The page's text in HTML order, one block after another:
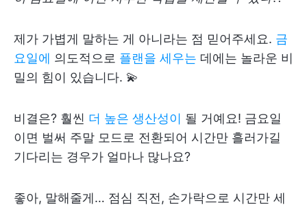
제가 가볍게 말하는 게 아니라는 점 믿어주세요. 금
요일에 의도적으로 플랜을 세우는 데에는 놀라운 비
밀의 힘이 있습니다. 💫
비결은? 훨씬 더 높은 생산성이 될 거예요! 금요일
이면 벌써 주말 모드로 전환되어 시간만 흘러가길
기다리는 경우가 얼마나 많나요?
좋아, 말해줄게… 점심 직전, 손가락으로 시간만 세